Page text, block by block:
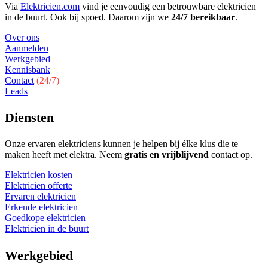
Via Elektricien.com vind je eenvoudig een betrouwbare elektricien
in de buurt. Ook bij spoed. Daarom zijn we 24/7 bereikbaar.
Over ons
Aanmelden
Werkgebied
Kennisbank
Contact (24/7)
Leads
Diensten
Onze ervaren elektriciens kunnen je helpen bij élke klus die te
maken heeft met elektra. Neem gratis en vrijblijvend contact op.
Elektricien kosten
Elektricien offerte
Ervaren elektricien
Erkende elektricien
Goedkope elektricien
Elektricien in de buurt
Werkgebied